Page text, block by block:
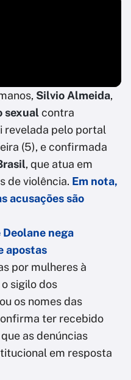
Silvio Almeida,
sexualcontra
revelada pelo portal
(5), e confirmada
, que atua em
de violência. Em nota,
acusações são
Deolane nega
apostas
por mulheres à
sigilo dos
os nomes das
ter recebido
as denúncias
em resposta